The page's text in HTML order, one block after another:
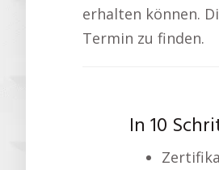
erhalten können.
Termin zu finden.
In 10